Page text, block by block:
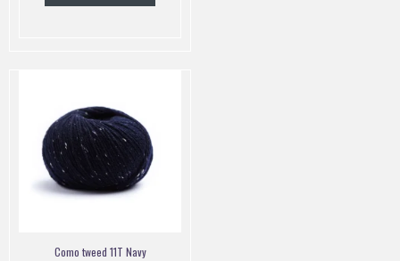
Como tweed 11T Navy